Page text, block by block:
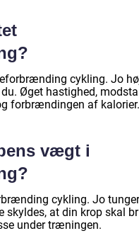
cykling. Jo
Øget hastighed,
forbrændingen af kalorier.
vægt i
cykling. Jo
skyldes, at din krop skal
under træningen.